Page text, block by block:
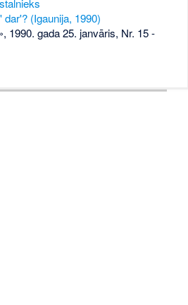
(Igaunija, 1990)
1990. gada 25. janvāris, Nr. 15-